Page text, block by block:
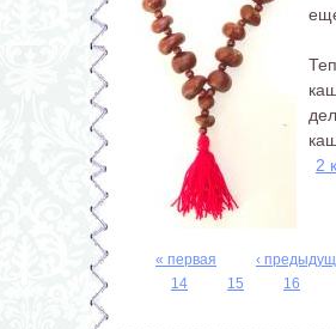
2
« первая
‹
14
15 16